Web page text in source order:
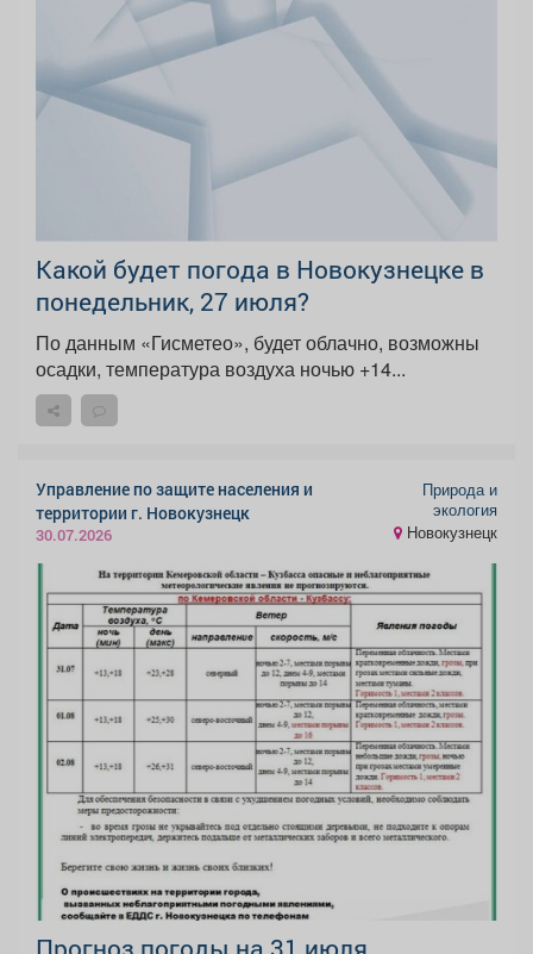
Какой будет погода в Новокузнецке в
понедельник, 27 июля?
По данным «Гисметео», будет облачно, возможны
осадки, температура воздуха ночью +14...
Управление по защите населения и
территории г. Новокузнецк
30.07.2026
Природа и
экология
Новокузнецк